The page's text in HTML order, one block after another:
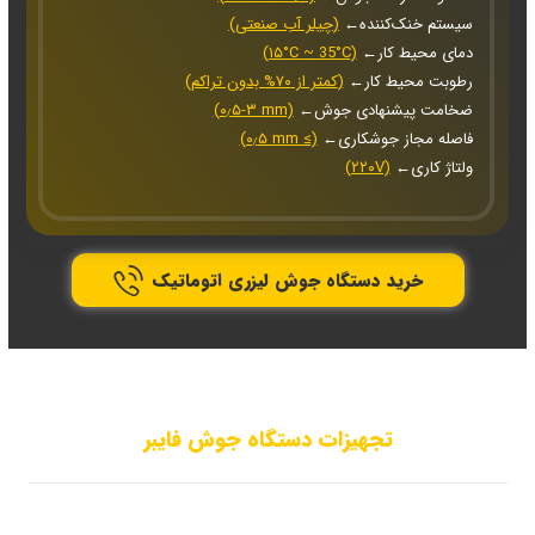
(چیلر آب صنعتی)
←سیستم خنک‌کننده
(۱۵°C ~ 35°C)
←دمای محیط کار
(کمتر از ۷۰% بدون تراکم)
←رطوبت محیط کار
(۰٫۵-۳ mm)
←ضخامت پیشنهادی جوش
(۰٫۵ mm ≤)
←فاصله مجاز جوشکاری
(۲۲۰V)
←ولتاژ کاری
خرید دستگاه جوش لیزری اتوماتیک
تجهیزات دستگاه جوش فایبر